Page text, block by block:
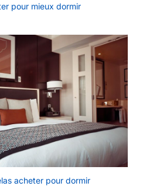
pour mieux dormir
acheter pour dormir